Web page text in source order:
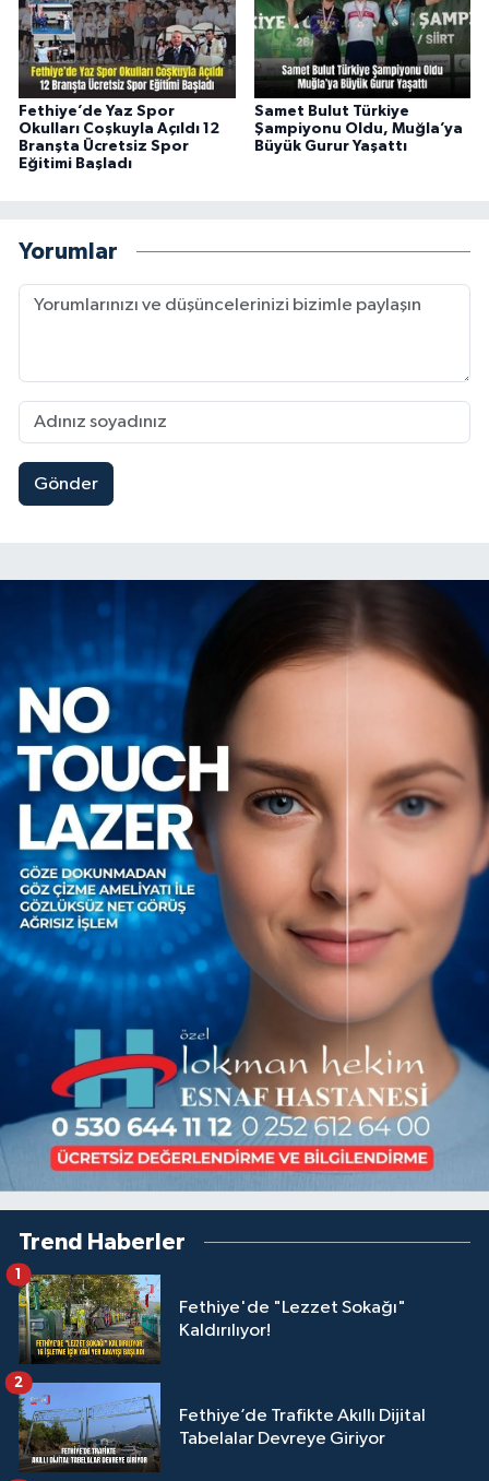
Fethiye’de Yaz Spor
Okulları Coşkuyla Açıldı 12
Branşta Ücretsiz Spor
Eğitimi Başladı
Samet Bulut Türkiye
Şampiyonu Oldu, Muğla’ya
Büyük Gurur Yaşattı
Yorumlar
Gönder
Trend Haberler
Fethiye'de "Lezzet Sokağı"
Kaldırılıyor!
1
Fethiye’de Trafikte Akıllı Dijital
Tabelalar Devreye Giriyor
2